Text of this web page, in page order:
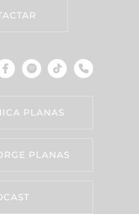
PLANAS
PLANAS